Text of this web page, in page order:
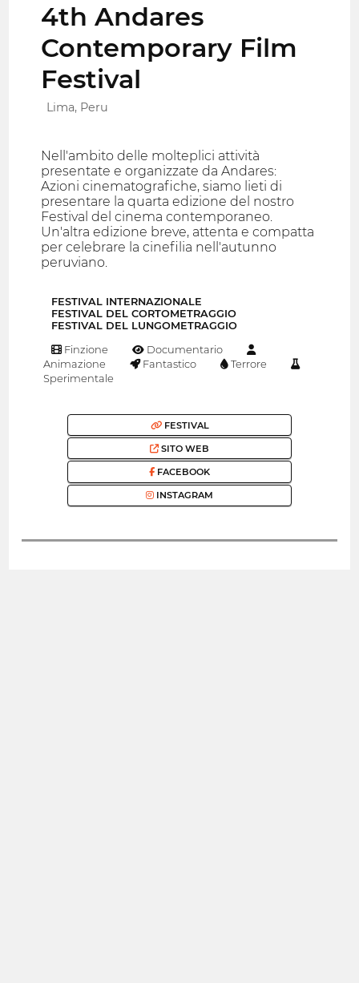
4th Andares
Contemporary Film
Festival
Lima, Peru
Nell'ambito delle molteplici attività
presentate e organizzate da Andares:
Azioni cinematografiche, siamo lieti di
presentare la quarta edizione del nostro
Festival del cinema contemporaneo.
Un'altra edizione breve, attenta e compatta
per celebrare la cinefilia nell'autunno
peruviano.
FESTIVAL INTERNAZIONALE
FESTIVAL DEL CORTOMETRAGGIO
FESTIVAL DEL LUNGOMETRAGGIO
Finzione
Documentario
Animazione
Fantastico
Terrore
Sperimentale
FESTIVAL
SITO WEB
FACEBOOK
INSTAGRAM